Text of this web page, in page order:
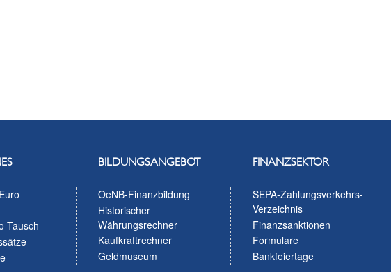
Tausch
BILDUNGSANGEBOT
OeNB-Finanzbildung
Historischer
Währungsrechner
Kaufkraftrechner
Geldmuseum
FINANZSEKTOR
SEPA-Zahlungsverkehrs-
Verzeichnis
Finanzsanktionen
Formulare
Bankfeiertage